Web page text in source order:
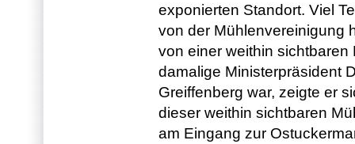
exponierten Standort. Viel
von der Mühlenvereinigung
von einer weithin
damalige Ministerpräsident
Greiffenberg war, zeigte er
dieser weithin sichtbaren
am Eingang zur